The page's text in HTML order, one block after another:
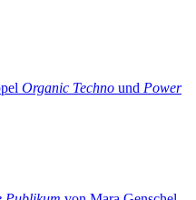
Organic Techno und Power